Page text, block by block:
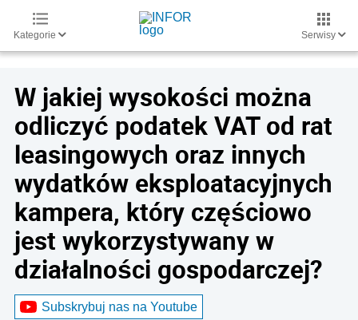
Kategorie Serwisy
W jakiej wysokości można
odliczyć podatek VAT od rat
leasingowych oraz innych
wydatków eksploatacyjnych
kampera, który częściowo
jest wykorzystywany w
działalności gospodarczej?
Subskrybuj nas na Youtube